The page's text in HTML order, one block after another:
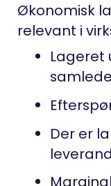
Økonomisk
relevant i
Lageret
Der er